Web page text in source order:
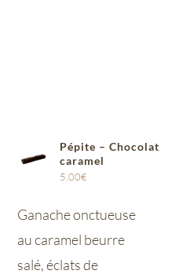
Pépite – Chocolat
caramel
5,00€
Ganache onctueuse
au caramel beurre
salé, éclats de